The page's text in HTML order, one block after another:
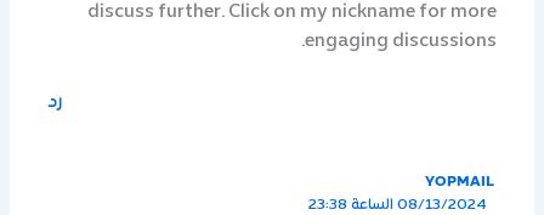
discuss further. Click on my nickname for more
engaging discussions.
رد
YOPMAIL
08/13/2024 الساعة 23:38